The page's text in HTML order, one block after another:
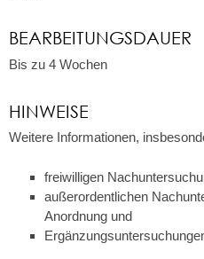
BEARBEITUNGSDAUER
Bis zu 4 Wochen
HINWEISE
Weitere Informationen,
freiwilligen
außerordentlichen
Anordnung und